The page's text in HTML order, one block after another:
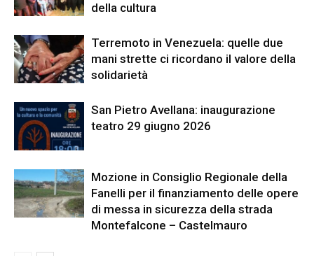
della cultura
Terremoto in Venezuela: quelle due
mani strette ci ricordano il valore della
solidarietà
San Pietro Avellana: inaugurazione
teatro 29 giugno 2026
Mozione in Consiglio Regionale della
Fanelli per il finanziamento delle opere
di messa in sicurezza della strada
Montefalcone – Castelmauro